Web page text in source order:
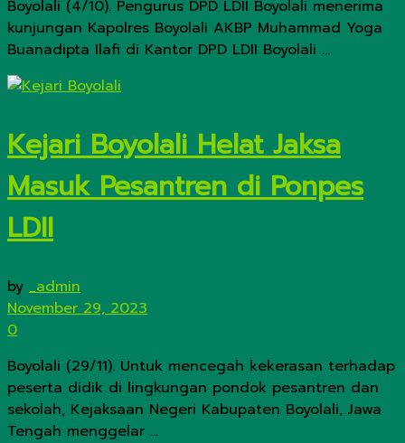
Boyolali (4/10). Pengurus DPD LDII Boyolali menerima
kunjungan Kapolres Boyolali AKBP Muhammad Yoga
Buanadipta Ilafi di Kantor DPD LDII Boyolali ...
Kejari Boyolali Helat Jaksa
Masuk Pesantren di Ponpes
LDII
by _admin
November 29, 2023
0
Boyolali (29/11). Untuk mencegah kekerasan terhadap
peserta didik di lingkungan pondok pesantren dan
sekolah, Kejaksaan Negeri Kabupaten Boyolali, Jawa
Tengah menggelar ...